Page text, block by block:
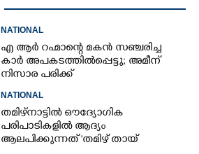
NATIONAL
എ ആർ റഹ്മാന്റെ മകൻ സഞ്ചരിച്ച
കാർ അപകടത്തിൽപ്പെട്ടു; അമീന്
നിസാര പരിക്ക്
NATIONAL
തമിഴ്നാട്ടിൽ ഔദ്യോഗിക
പരിപാടികളിൽ ആദ്യം
ആലപിക്കുന്നത് 'തമിഴ് തായ്‌